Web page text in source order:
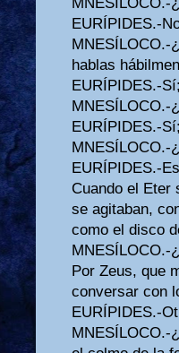
EURÍPIDES.-
MNESÍLOCO.-
hablas
EURÍPIDES.-
MNESÍLOCO.-
EURÍPIDES.-
MNESÍLOCO.-
EURÍPIDES.-
Cuando el Eter
se agitaban,
como el disco
MNESÍLOCO.-
Por Zeus, que
conversar con
EURÍPIDES.-
MNESÍLOCO.-